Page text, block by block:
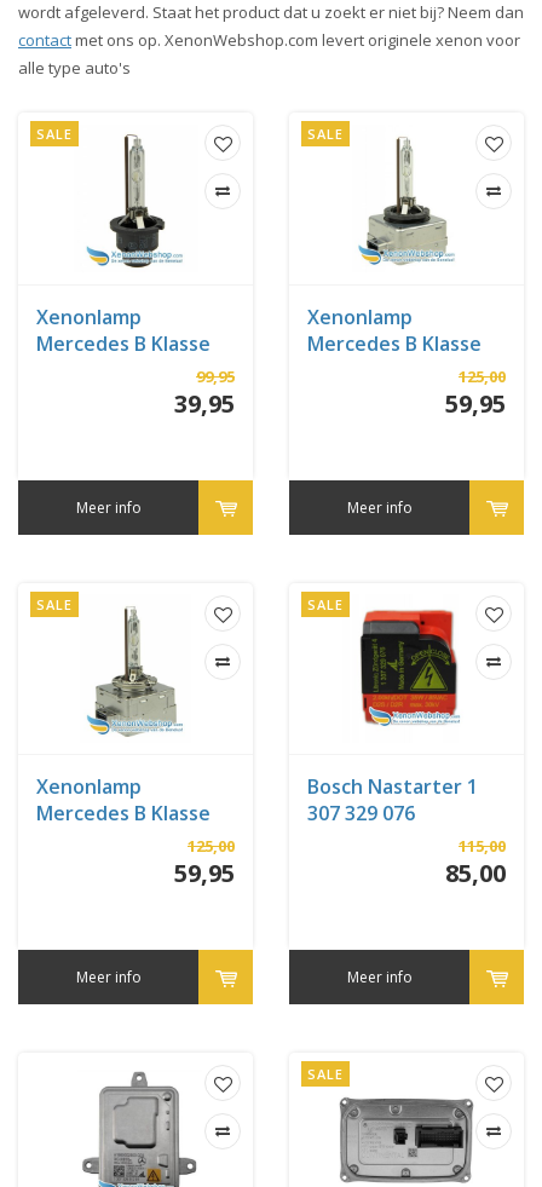
wordt afgeleverd. Staat het product dat u zoekt er niet bij? Neem dan
contactmet ons op. XenonWebshop.com levert originele xenon voor
alle type auto's
SALE
Xenonlamp
Mercedes B Klasse
06-2005 tot 05-2008
99,95
39,95
Meer info
SALE
Xenonlamp
Mercedes B Klasse
06-2008 tot 10-2011
125,00
59,95
Meer info
SALE
Xenonlamp
Mercedes B Klasse
11-2011 tot 11-2014
125,00
59,95
Meer info
SALE
Bosch Nastarter 1
307 329 076
115,00
85,00
Meer info
SALE